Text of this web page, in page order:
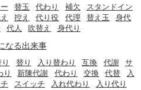
替玉 代わり 補欠
スタンドイン
控え 代り役 代理 替え玉
身代
代人 吹替え 身代り
なる出来事
替り 入り替わり 互換 代謝
サ
り 新陳代謝 代わり 交換 代替
入
スイッチ 入れ代わり
入り代り